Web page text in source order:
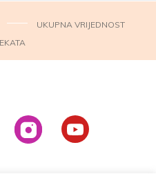
UKUPNA VRIJEDNOST